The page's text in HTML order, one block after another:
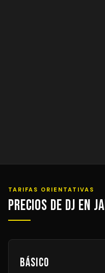
TARIFAS ORIENTATIVAS
Precios de DJ en
Básico